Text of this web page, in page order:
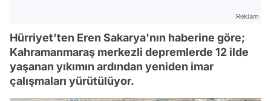
Reklam
Hürriyet'ten Eren Sakarya'nın haberine göre;
Kahramanmaraş merkezli depremlerde 12 ilde
yaşanan yıkımın ardından yeniden imar
çalışmaları yürütülüyor.